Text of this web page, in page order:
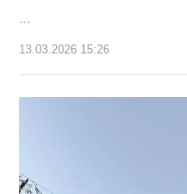
…
13.03.2026 15:26